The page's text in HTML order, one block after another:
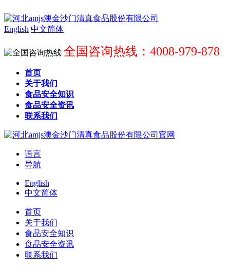
English 中文简体
全国咨询热线：4008-979-878
首页
关于我们
食品安全知识
食品安全资讯
联系我们
语言
导航
English
中文简体
首页
关于我们
食品安全知识
食品安全资讯
联系我们